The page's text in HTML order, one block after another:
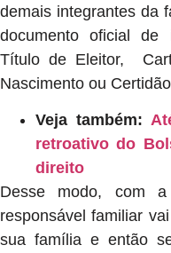
demais integrantes da
documento oficial de
Título de Eleitor,
Nascimento ou
Veja também:
retroativo do
direito
Desse modo, com
responsável familiar
sua família e então